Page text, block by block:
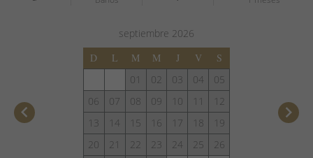
keyboard_arrow_left
septiembre 2026
D
L M M J V
S
01
02 03 04
05
06
07 08 09 10 11
12
13
14 15 16 17 18
19
20
21 22 23 24 25
26
keyboard_arrow_right